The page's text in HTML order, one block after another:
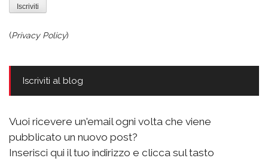
(Privacy Policy)
Iscriviti al blog
Vuoi ricevere un'email ogni volta che viene
pubblicato un nuovo post?
Inserisci qui il tuo indirizzo e clicca sul tasto